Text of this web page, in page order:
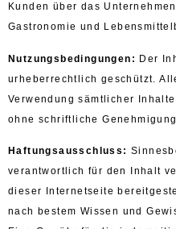
Kunden über das
Gastronomie und
Nutzungsbedingungen: Der
urheberrechtlich geschützt.
Verwendung sämtlicher
ohne schriftliche
Haftungsausschluss:
verantwortlich für den Inhalt
dieser Internetseite
nach bestem Wissen und